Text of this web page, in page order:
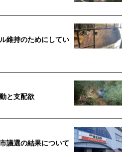
維持のためにしてい
と支配欲
議選の結果について